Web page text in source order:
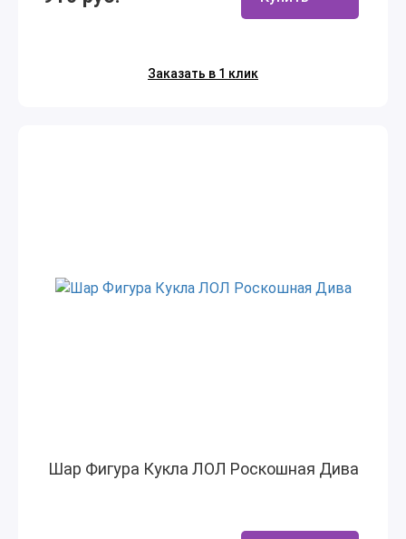
Заказать в 1 клик
Шар Фигура Кукла ЛОЛ Роскошная Дива